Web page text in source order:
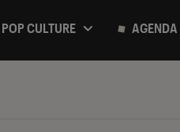
POP CULTURE AGENDA